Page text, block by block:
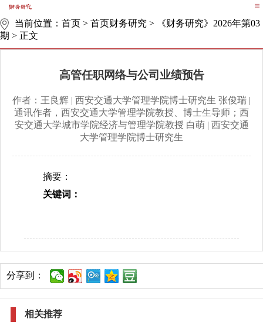
当前位置： 首页 > 首页财务研究 >
《财务研究》2026年第03
期 > 正文
高管任职网络与公司业绩预告
作者：王良辉 | 西安交通大学管理学院博士研究生 张俊瑞 |
通讯作者，西安交通大学管理学院教授、博士生导师；西
安交通大学城市学院经济与管理学院教授 白萌 | 西安交通
大学管理学院博士研究生
摘要：
关键词：
分享到：
相关推荐